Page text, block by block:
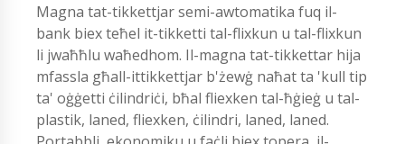
Magna tat-tikkettjar semi-awtomatika fuq il-
bank biex teħel it-tikketti tal-flixkun u tal-flixkun
li jwaħħlu waħedhom. Il-magna tat-tikkettar hija
mfassla għall-ittikkettjar b'żewġ naħat ta 'kull tip
ta' oġġetti ċilindriċi, bħal fliexken tal-ħġieġ u tal-
plastik, laned, fliexken, ċilindri, laned, laned.